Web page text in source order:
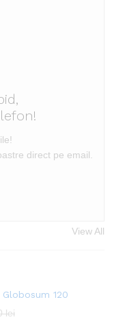
direct pe email.
View All
120
lei